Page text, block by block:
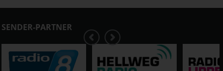
SENDER-PARTNER